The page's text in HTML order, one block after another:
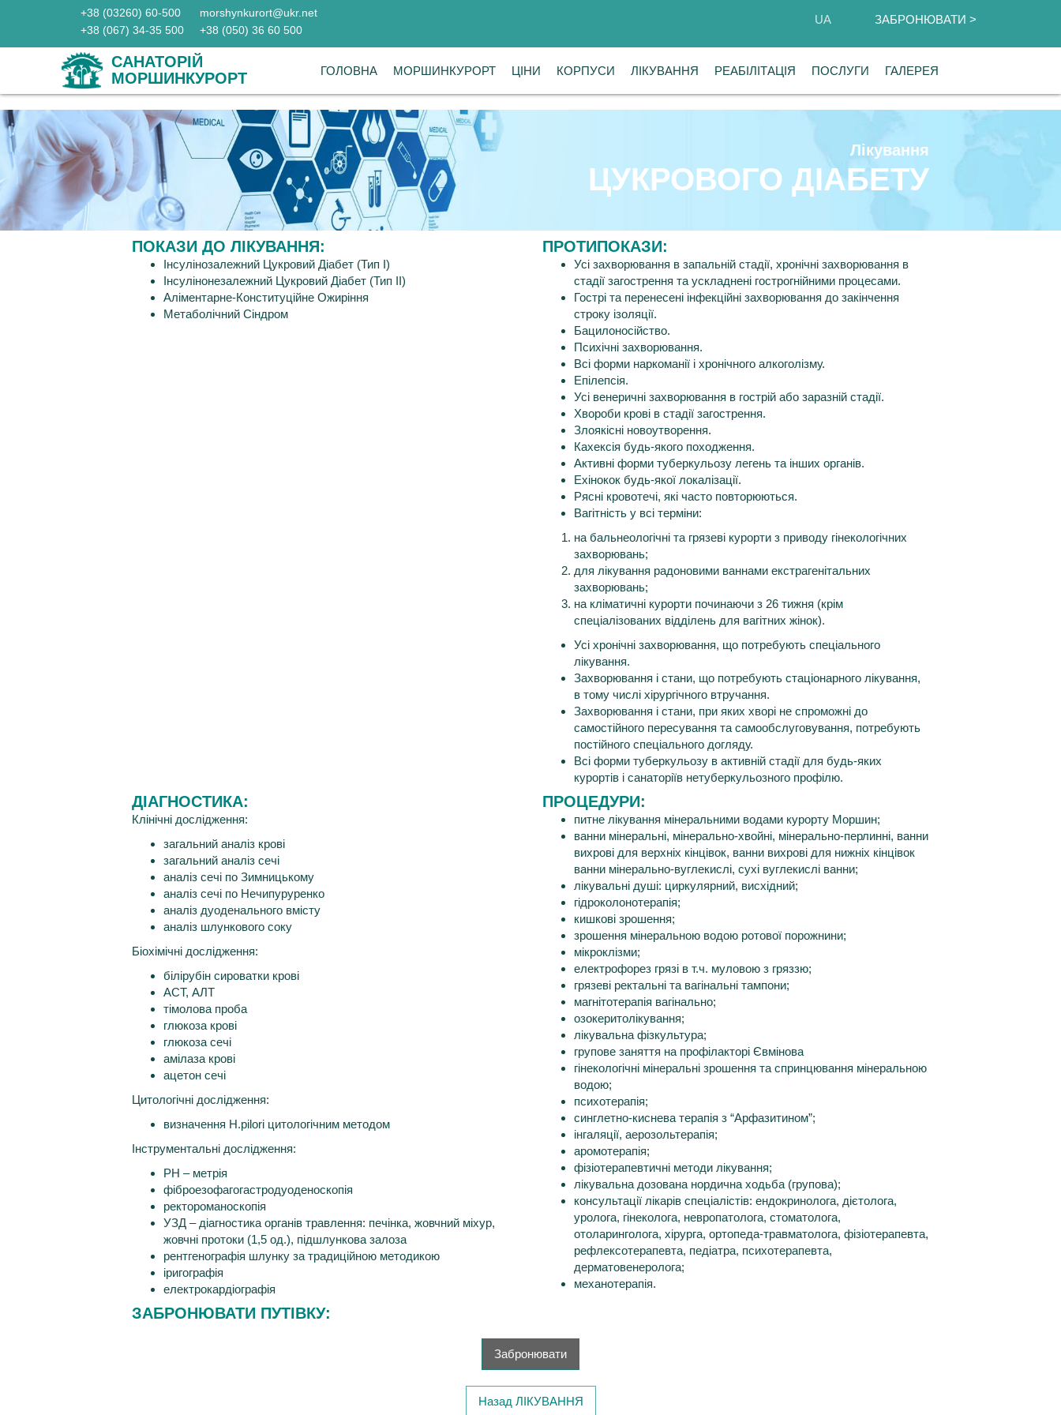
+38 (03260) 60-500
morshynkurort@ukr.net
+38 (067) 34-35 500
+38 (050) 36 60 500
UA ЗАБРОНЮВАТИ >
САНАТОРІЙ
МОРШИНКУРОРТ
ГОЛОВНА МОРШИНКУРОРТ ЦІНИ КОРПУСИ ЛІКУВАННЯ РЕАБІЛІТАЦІЯ ПОСЛУГИ ГАЛЕРЕЯ
+38 (03260) 60-500
morshynkurort@ukr.net
+38 (067) 34-35 500
+38 (050) 36 60 500
UA ЗАБРОНЮВАТИ >
САНАТОРІЙ
МОРШИНКУРОРТ
ГОЛОВНА МОРШИНКУРОРТ ЦІНИ КОРПУСИ ЛІКУВАННЯ РЕАБІЛІТАЦІЯ ПОСЛУГИ ГАЛЕРЕЯ
Лікування
ЦУКРОВОГО ДІАБЕТУ
ПОКАЗИ ДО ЛІКУВАННЯ:
Інсулінозалежний Цукровий Діабет (Тип І)
Інсулінонезалежний Цукровий Діабет (Тип ІІ)
Аліментарне-Конституційне Ожиріння
Метаболічний Сіндром
ПРОТИПОКАЗИ:
Усі захворювання в запальній стадії, хронічні захворювання в
стадії загострення та ускладнені гострогнійними процесами.
Гострі та перенесені інфекційні захворювання до закінчення
строку ізоляції.
Бацилоносійство.
Психічні захворювання.
Всі форми наркоманії і хронічного алкоголізму.
Епілепсія.
Усі венеричні захворювання в гострій або заразній стадії.
Хвороби крові в стадії загострення.
Злоякісні новоутворення.
Кахексія будь-якого походження.
Активні форми туберкульозу легень та інших органів.
Ехінокок будь-якої локалізації.
Рясні кровотечі, які часто повторюються.
Вагітність у всі терміни:
на бальнеологічні та грязеві курорти з приводу гінекологічних
захворювань;
для лікування радоновими ваннами екстрагенітальних
захворювань;
на кліматичні курорти починаючи з 26 тижня (крім
спеціалізованих відділень для вагітних жінок).
Усі хронічні захворювання, що потребують спеціального
лікування.
Захворювання і стани, що потребують стаціонарного лікування,
в тому числі хірургічного втручання.
Захворювання і стани, при яких хворі не спроможні до
самостійного пересування та самообслуговування, потребують
постійного спеціального догляду.
Всі форми туберкульозу в активній стадії для будь-яких
курортів і санаторіїв нетуберкульозного профілю.
ДІАГНОСТИКА:
Клінічні дослідження:
загальний аналіз крові
загальний аналіз сечі
аналіз сечі по Зимницькому
аналіз сечі по Нечипуруренко
аналіз дуоденального вмісту
аналіз шлункового соку
Біохімічні дослідження:
білірубін сироватки крові
АСТ, АЛТ
тімолова проба
глюкоза крові
глюкоза сечі
амілаза крові
ацетон сечі
Цитологічні дослідження:
визначення Н.pilori цитологічним методом
Інструментальні дослідження:
РН – метрія
фіброезофагогастродуоденоскопія
ректороманоскопія
УЗД – діагностика органів травлення: печінка, жовчний міхур,
жовчні протоки (1,5 од.), підшлункова залоза
рентгенографія шлунку за традиційною методикою
іригографія
електрокардіографія
ПРОЦЕДУРИ:
питне лікування мінеральними водами курорту Моршин;
ванни мінеральні, мінерально-хвойні, мінерально-перлинні, ванни
вихрові для верхніх кінцівок, ванни вихрові для нижніх кінцівок
ванни мінерально-вуглекислі, сухі вуглекислі ванни;
лікувальні душі: циркулярний, висхідний;
гідроколонотерапія;
кишкові зрошення;
зрошення мінеральною водою ротової порожнини;
мікроклізми;
електрофорез грязі в т.ч. муловою з гряззю;
грязеві ректальні та вагінальні тампони;
магнітотерапія вагінально;
озокеритолікування;
лікувальна фізкультура;
групове заняття на профілакторі Євмінова
гінекологічні мінеральні зрошення та спринцювання мінеральною
водою;
психотерапія;
синглетно-киснева терапія з “Арфазитином”;
інгаляції, аерозольтерапія;
аромотерапія;
фізіотерапевтичні методи лікування;
лікувальна дозована нордична ходьба (групова);
консультації лікарів спеціалістів: ендокринолога, дієтолога,
уролога, гінеколога, невропатолога, стоматолога,
отоларинголога, хірурга, ортопеда-травматолога, фізіотерапевта,
рефлексотерапевта, педіатра, психотерапевта,
дерматовенеролога;
механотерапія.
ЗАБРОНЮВАТИ ПУТІВКУ:​
Забронювати
Назад ЛІКУВАННЯ